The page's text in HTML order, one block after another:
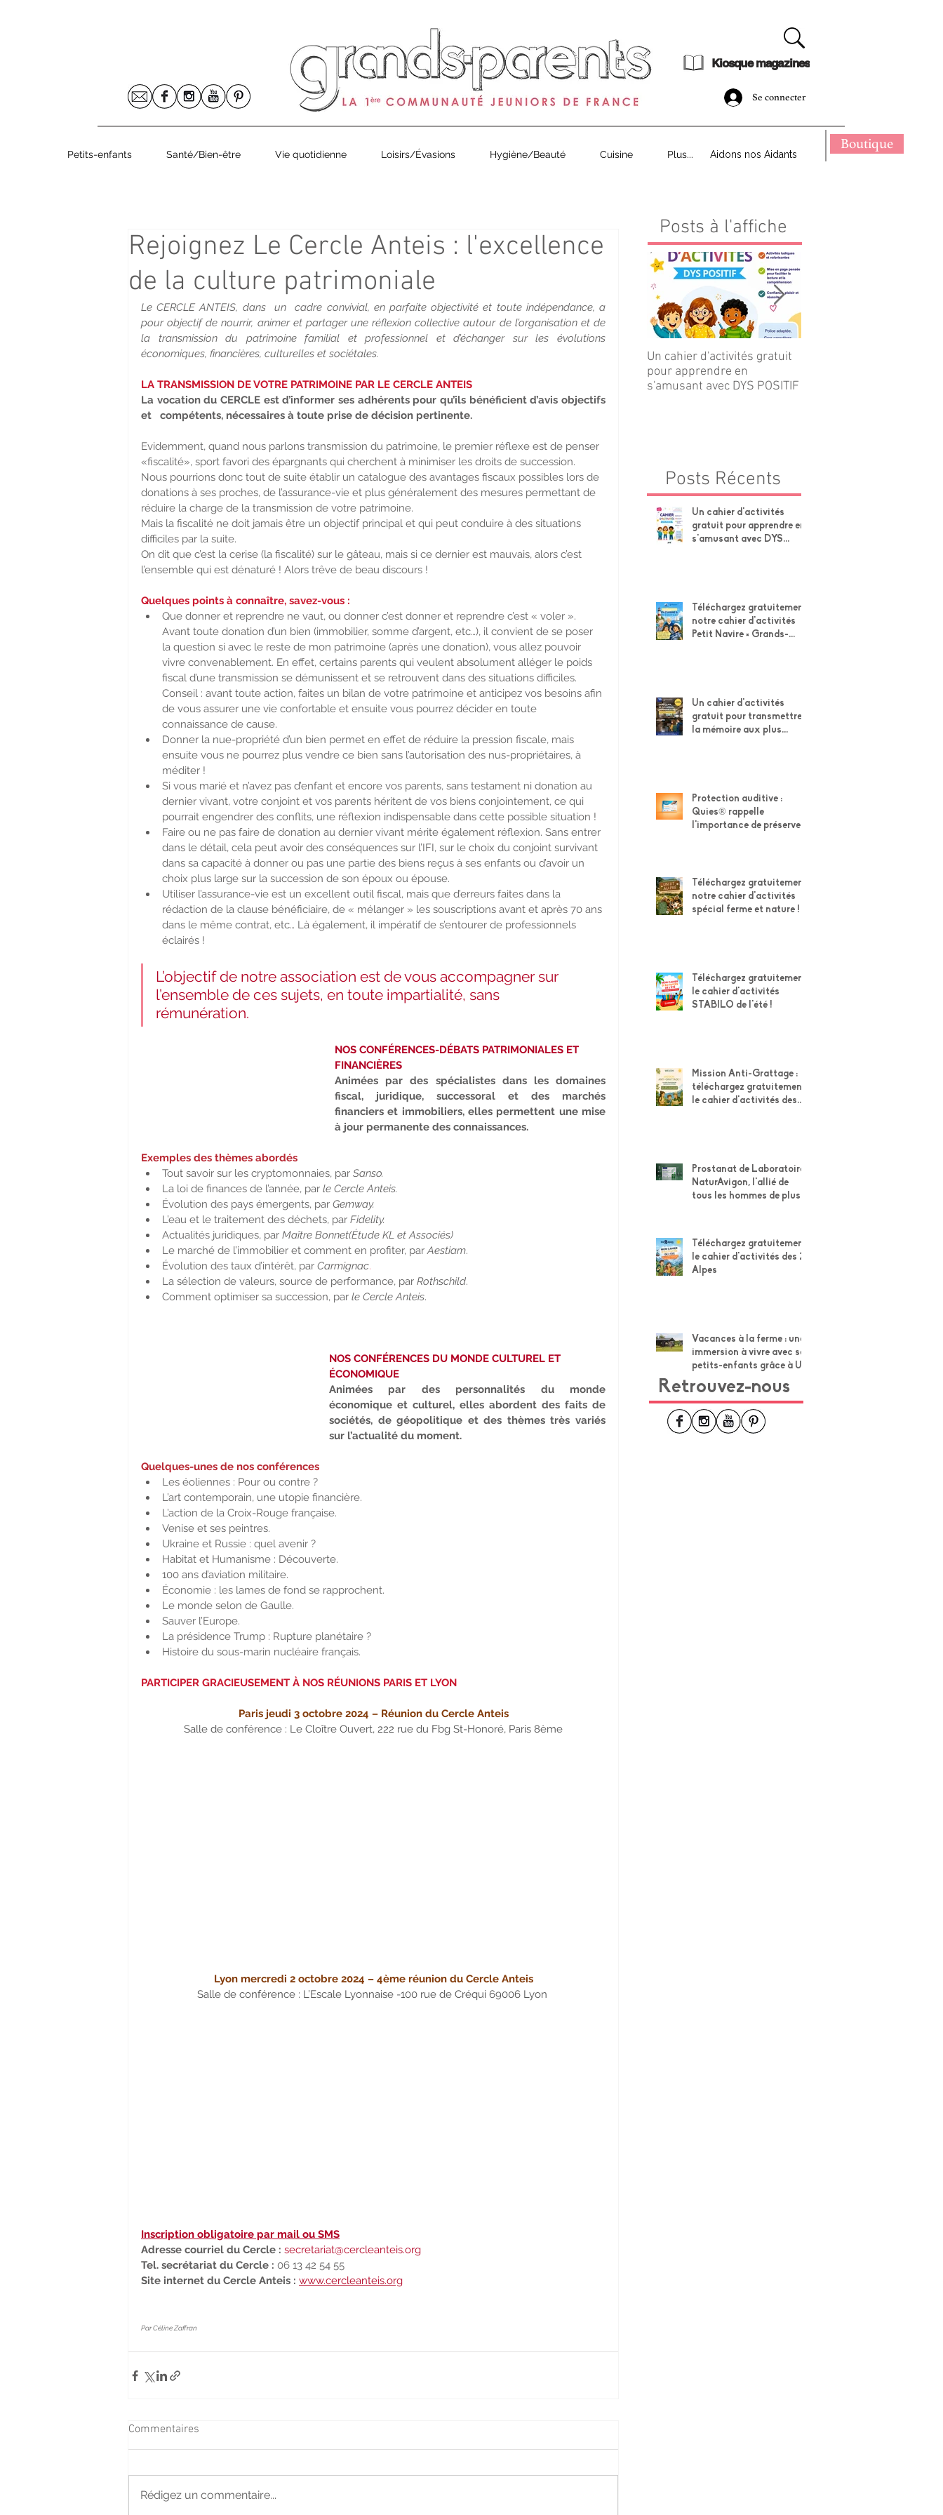
Kiosque magazines
Se connecter
Petits-enfants Santé/Bien-être Vie quotidienne Loisirs/Évasions Hygiène/Beauté Cuisine Plus...
Boutique
Aidons nos Aidants
Rejoignez Le Cercle Anteis : l'excellence
de la culture patrimoniale
Le CERCLE ANTEIS, dans  un  cadre convivial, en parfaite objectivité et toute indépendance, a
pour objectif de nourrir, animer et partager une réflexion collective autour de l’organisation et de
la transmission du patrimoine familial et professionnel et d’échanger sur les évolutions
économiques, financières, culturelles et sociétales.
LA TRANSMISSION DE VOTRE PATRIMOINE PAR LE CERCLE ANTEIS
La vocation du CERCLE est d’informer ses adhérents pour qu’ils bénéficient d’avis objectifs
et   compétents, nécessaires à toute prise de décision pertinente.
Evidemment, quand nous parlons transmission du patrimoine, le premier réflexe est de penser
«fiscalité», sport favori des épargnants qui cherchent à minimiser les droits de succession.
Nous pourrions donc tout de suite établir un catalogue des avantages fiscaux possibles lors de
donations à ses proches, de l’assurance-vie et plus généralement des mesures permettant de
réduire la charge de la transmission de votre patrimoine.
Mais la fiscalité ne doit jamais être un objectif principal et qui peut conduire à des situations
difficiles par la suite.
On dit que c’est la cerise (la fiscalité) sur le gâteau, mais si ce dernier est mauvais, alors c’est
l’ensemble qui est dénaturé ! Alors trêve de beau discours !
Quelques points à connaître, savez-vous :
Que donner et reprendre ne vaut, ou donner c’est donner et reprendre c’est « voler ».
Avant toute donation d’un bien (immobilier, somme d’argent, etc…), il convient de se poser
la question si avec le reste de mon patrimoine (après une donation), vous allez pouvoir
vivre convenablement. En effet, certains parents qui veulent absolument alléger le poids
fiscal d’une transmission se démunissent et se retrouvent dans des situations difficiles.
Conseil : avant toute action, faites un bilan de votre patrimoine et anticipez vos besoins afin
de vous assurer une vie confortable et ensuite vous pourrez décider en toute
connaissance de cause.
Donner la nue-propriété d’un bien permet en effet de réduire la pression fiscale, mais
ensuite vous ne pourrez plus vendre ce bien sans l’autorisation des nus-propriétaires, à
méditer !
Si vous marié et n’avez pas d’enfant et encore vos parents, sans testament ni donation au
dernier vivant, votre conjoint et vos parents héritent de vos biens conjointement, ce qui
pourrait engendrer des conflits, une réflexion indispensable dans cette possible situation !
Faire ou ne pas faire de donation au dernier vivant mérite également réflexion. Sans entrer
dans le détail, cela peut avoir des conséquences sur l’IFI, sur le choix du conjoint survivant
dans sa capacité à donner ou pas une partie des biens reçus à ses enfants ou d’avoir un
choix plus large sur la succession de son époux ou épouse.
Utiliser l’assurance-vie est un excellent outil fiscal, mais que d’erreurs faites dans la
rédaction de la clause bénéficiaire, de « mélanger » les souscriptions avant et après 70 ans
dans le même contrat, etc… Là également, il impératif de s’entourer de professionnels
éclairés !
L’objectif de notre association est de vous accompagner sur
l’ensemble de ces sujets, en toute impartialité, sans
rémunération.
NOS CONFÉRENCES-DÉBATS PATRIMONIALES ET
FINANCIÈRES
Animées par des spécialistes dans les domaines
fiscal, juridique, successoral et des marchés
financiers et immobiliers, elles permettent une mise
à jour permanente des connaissances.
Exemples des thèmes abordés
Tout savoir sur les cryptomonnaies, par Sanso.
La loi de finances de l’année, par le Cercle Anteis.
Évolution des pays émergents, par Gemway.
L’eau et le traitement des déchets, par Fidelity.
Actualités juridiques, par Maître Bonnet(Étude KL et Associés)
Le marché de l’immobilier et comment en profiter, par Aestiam.
Évolution des taux d’intérêt, par Carmignac.
La sélection de valeurs, source de performance, par Rothschild.
Comment optimiser sa succession, par le Cercle Anteis.
NOS CONFÉRENCES DU MONDE CULTUREL ET
ÉCONOMIQUE
Animées par des personnalités du monde
économique et culturel, elles abordent des faits de
sociétés, de géopolitique et des thèmes très variés
sur l’actualité du moment.
Quelques-unes de nos conférences
Les éoliennes : Pour ou contre ?
L’art contemporain, une utopie financière.
L’action de la Croix-Rouge française.
Venise et ses peintres.
Ukraine et Russie : quel avenir ?
Habitat et Humanisme : Découverte.
100 ans d’aviation militaire.
Économie : les lames de fond se rapprochent.
Le monde selon de Gaulle.
Sauver l’Europe.
La présidence Trump : Rupture planétaire ?
Histoire du sous-marin nucléaire français.
PARTICIPER GRACIEUSEMENT À NOS RÉUNIONS PARIS ET LYON
Paris jeudi 3 octobre 2024 – Réunion du Cercle Anteis
Salle de conférence : Le Cloître Ouvert, 222 rue du Fbg St-Honoré, Paris 8ème
Lyon mercredi 2 octobre 2024 – 4ème réunion du Cercle Anteis
Salle de conférence : L’Escale Lyonnaise -100 rue de Créqui 69006 Lyon
Inscription obligatoire par mail ou SMS
Adresse courriel du Cercle :​​ secretariat@cercleanteis.org
Tel. secrétariat du Cercle :​​ 06 13 42 54 55
Site internet du Cercle Anteis : ​ www.cercleanteis.org
Par Céline Zaffran
Commentaires
Rédigez un commentaire...
Posts à l'affiche
Un cahier d'activités gratuit
pour apprendre en
s'amusant avec DYS POSITIF
Posts Récents
Un cahier d'activités
gratuit pour apprendre en
s'amusant avec DYS
Téléchargez gratuitement
notre cahier d'activités
Petit Navire × Grands-
Un cahier d'activités
gratuit pour transmettre
la mémoire aux plus
Protection auditive :
Quies® rappelle
l'importance de préserver
Téléchargez gratuitement
notre cahier d'activités
spécial ferme et nature !
Téléchargez gratuitement
le cahier d'activités
STABILO de l'été !
Mission Anti-Grattage :
téléchargez gratuitement
le cahier d'activités des
Prostanat de Laboratoire
NaturAvigon, l'allié de
tous les hommes de plus
Téléchargez gratuitement
le cahier d'activités des 2
Alpes
Vacances à la ferme : une
immersion à vivre avec ses
petits-enfants grâce à Un
Retrouvez-nous